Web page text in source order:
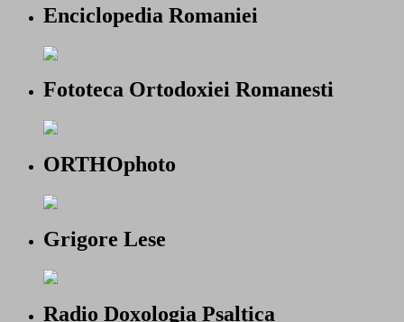
Enciclopedia Romaniei
Fototeca Ortodoxiei Romanesti
ORTHOphoto
Grigore Lese
Radio Doxologia Psaltica